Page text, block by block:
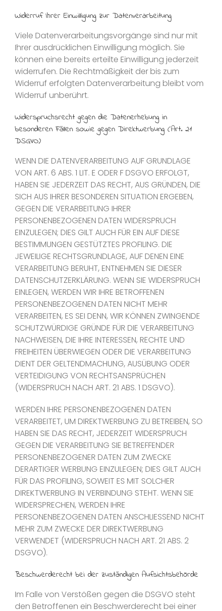
Widerruf Ihrer Einwilligung zur Datenverarbeitung
Viele Datenverarbeitungsvorgänge sind nur mit
Ihrer ausdrücklichen Einwilligung möglich. Sie
können eine bereits erteilte Einwilligung jederzeit
widerrufen. Die Rechtmäßigkeit der bis zum
Widerruf erfolgten Datenverarbeitung bleibt vom
Widerruf unberührt.
Widerspruchsrecht gegen die Datenerhebung in
besonderen Fällen sowie gegen Direktwerbung (Art. 21
DSGVO)
WENN DIE DATENVERARBEITUNG AUF GRUNDLAGE
VON ART. 6 ABS. 1 LIT. E ODER F DSGVO ERFOLGT,
HABEN SIE JEDERZEIT DAS RECHT, AUS GRÜNDEN, DIE
SICH AUS IHRER BESONDEREN SITUATION ERGEBEN,
GEGEN DIE VERARBEITUNG IHRER
PERSONENBEZOGENEN DATEN WIDERSPRUCH
EINZULEGEN; DIES GILT AUCH FÜR EIN AUF DIESE
BESTIMMUNGEN GESTÜTZTES PROFILING. DIE
JEWEILIGE RECHTSGRUNDLAGE, AUF DENEN EINE
VERARBEITUNG BERUHT, ENTNEHMEN SIE DIESER
DATENSCHUTZERKLÄRUNG. WENN SIE WIDERSPRUCH
EINLEGEN, WERDEN WIR IHRE BETROFFENEN
PERSONENBEZOGENEN DATEN NICHT MEHR
VERARBEITEN, ES SEI DENN, WIR KÖNNEN ZWINGENDE
SCHUTZWÜRDIGE GRÜNDE FÜR DIE VERARBEITUNG
NACHWEISEN, DIE IHRE INTERESSEN, RECHTE UND
FREIHEITEN ÜBERWIEGEN ODER DIE VERARBEITUNG
DIENT DER GELTENDMACHUNG, AUSÜBUNG ODER
VERTEIDIGUNG VON RECHTSANSPRÜCHEN
(WIDERSPRUCH NACH ART. 21 ABS. 1 DSGVO).
WERDEN IHRE PERSONENBEZOGENEN DATEN
VERARBEITET, UM DIREKTWERBUNG ZU BETREIBEN, SO
HABEN SIE DAS RECHT, JEDERZEIT WIDERSPRUCH
GEGEN DIE VERARBEITUNG SIE BETREFFENDER
PERSONENBEZOGENER DATEN ZUM ZWECKE
DERARTIGER WERBUNG EINZULEGEN; DIES GILT AUCH
FÜR DAS PROFILING, SOWEIT ES MIT SOLCHER
DIREKTWERBUNG IN VERBINDUNG STEHT. WENN SIE
WIDERSPRECHEN, WERDEN IHRE
PERSONENBEZOGENEN DATEN ANSCHLIESSEND NICHT
MEHR ZUM ZWECKE DER DIREKTWERBUNG
VERWENDET (WIDERSPRUCH NACH ART. 21 ABS. 2
DSGVO).
Beschwerde­recht bei der zuständigen Aufsichts­behörde
Im Falle von Verstößen gegen die DSGVO steht
den Betroffenen ein Beschwerderecht bei einer